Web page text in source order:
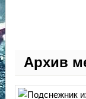
Архив